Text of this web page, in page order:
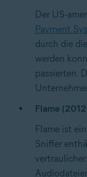
Der US-
Payment
durch die
werden
passierten.
Flame
Flame ist
Sniffer